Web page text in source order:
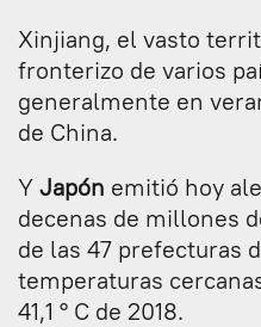
Xinjiang, el vasto
fronterizo de varios
generalmente en
de China.
Y Japón emitió hoy
decenas de millones
de las 47 prefecturas
temperaturas
41,1 ° C de 2018.